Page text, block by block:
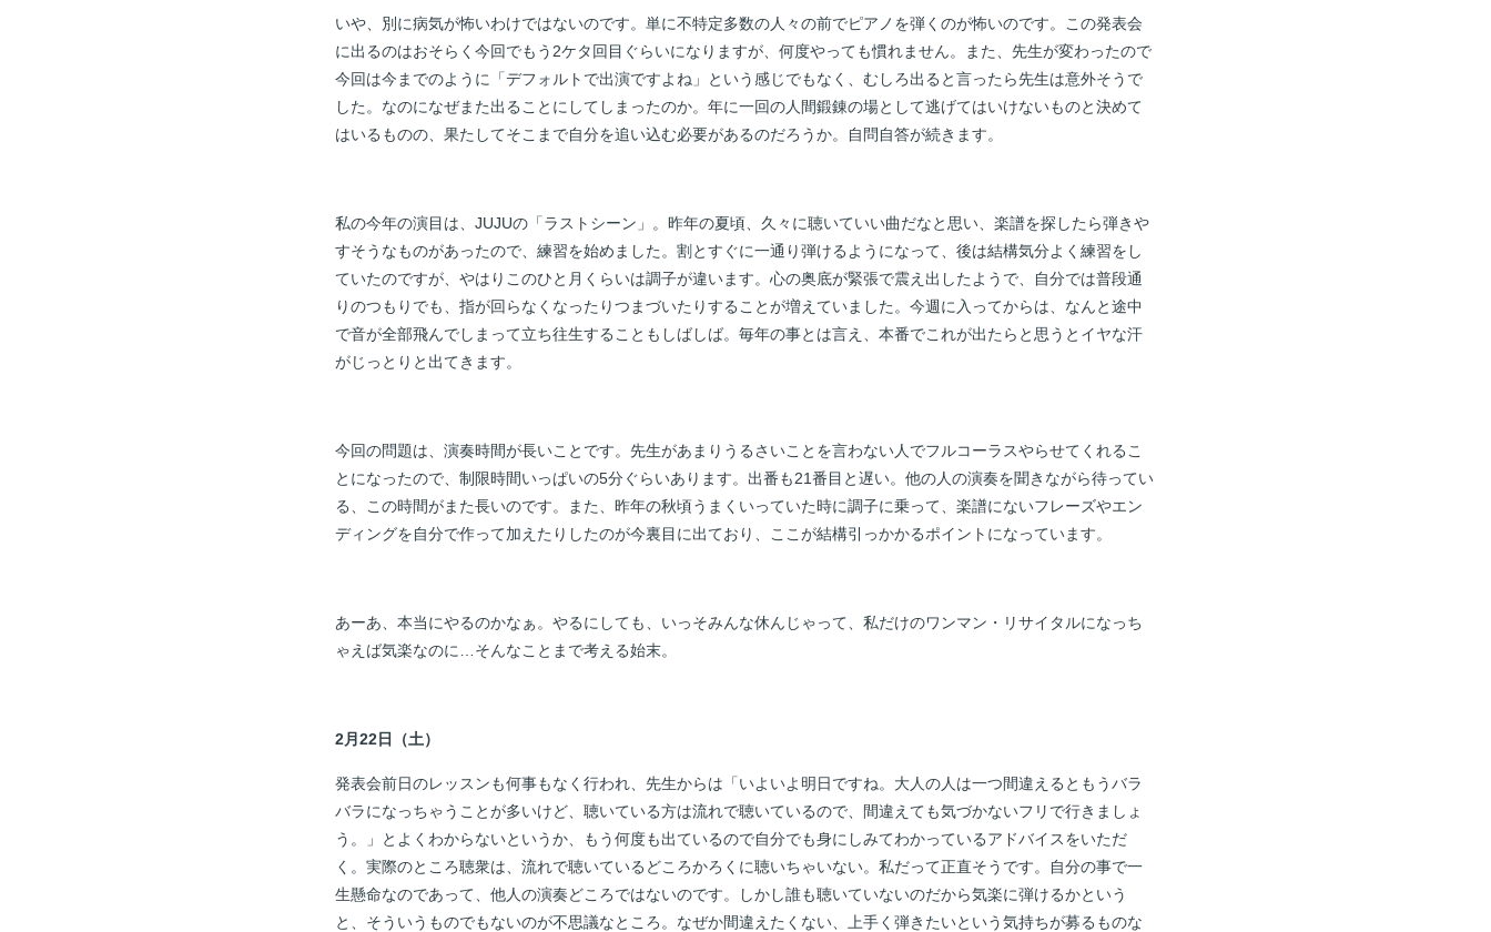
いや、別に病気が怖いわけではないのです。単に不特定多数の人々の前でピアノを弾くのが怖いのです。この発表会
に出るのはおそらく今回でもう2ケタ回目ぐらいになりますが、何度やっても慣れません。また、先生が変わったので
今回は今までのように「デフォルトで出演ですよね」という感じでもなく、むしろ出ると言ったら先生は意外そうで
した。なのになぜまた出ることにしてしまったのか。年に一回の人間鍛錬の場として逃げてはいけないものと決めて
はいるものの、果たしてそこまで自分を追い込む必要があるのだろうか。自問自答が続きます。
私の今年の演目は、JUJUの「ラストシーン」。昨年の夏頃、久々に聴いていい曲だなと思い、楽譜を探したら弾きや
すそうなものがあったので、練習を始めました。割とすぐに一通り弾けるようになって、後は結構気分よく練習をし
ていたのですが、やはりこのひと月くらいは調子が違います。心の奥底が緊張で震え出したようで、自分では普段通
りのつもりでも、指が回らなくなったりつまづいたりすることが増えていました。今週に入ってからは、なんと途中
で音が全部飛んでしまって立ち往生することもしばしば。毎年の事とは言え、本番でこれが出たらと思うとイヤな汗
がじっとりと出てきます。
今回の問題は、演奏時間が長いことです。先生があまりうるさいことを言わない人でフルコーラスやらせてくれるこ
とになったので、制限時間いっぱいの5分ぐらいあります。出番も21番目と遅い。他の人の演奏を聞きながら待ってい
る、この時間がまた長いのです。また、昨年の秋頃うまくいっていた時に調子に乗って、楽譜にないフレーズやエン
ディングを自分で作って加えたりしたのが今裏目に出ており、ここが結構引っかかるポイントになっています。
あーあ、本当にやるのかなぁ。やるにしても、いっそみんな休んじゃって、私だけのワンマン・リサイタルになっち
ゃえば気楽なのに…そんなことまで考える始末。
2月22日（土）
発表会前日のレッスンも何事もなく行われ、先生からは「いよいよ明日ですね。大人の人は一つ間違えるともうバラ
バラになっちゃうことが多いけど、聴いている方は流れで聴いているので、間違えても気づかないフリで行きましょ
う。」とよくわからないというか、もう何度も出ているので自分でも身にしみてわかっているアドバイスをいただ
く。実際のところ聴衆は、流れで聴いているどころかろくに聴いちゃいない。私だって正直そうです。自分の事で一
生懸命なのであって、他人の演奏どころではないのです。しかし誰も聴いていないのだから気楽に弾けるかという
と、そういうものでもないのが不思議なところ。なぜか間違えたくない、上手く弾きたいという気持ちが募るものな